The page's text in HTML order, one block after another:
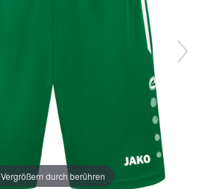
Vergrößern durch berühren